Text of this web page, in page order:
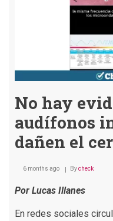
No hay
audífonos
dañen el
6 months ago Bycheck
Por Lucas Illanes
En redes sociales